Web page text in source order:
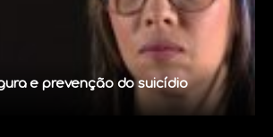
e prevenção do suicídio